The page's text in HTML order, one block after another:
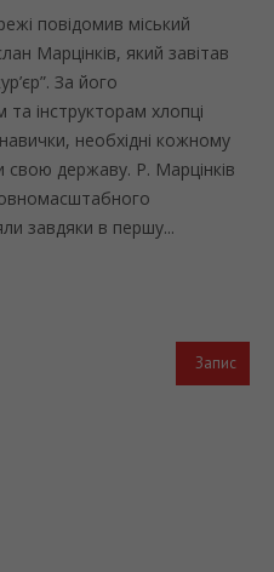
повідомив міський
Марцінків, який завітав
За його
інструкторам хлопці
необхідні кожному
державу. Р. Марцінків
завдяки в першу...
Запис